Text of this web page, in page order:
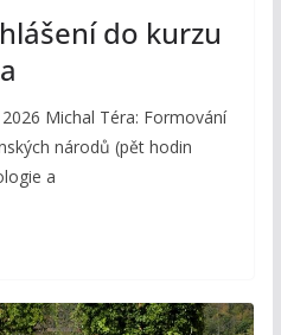
do kurzu
Michal Téra: Formování
národů (pět hodin
a